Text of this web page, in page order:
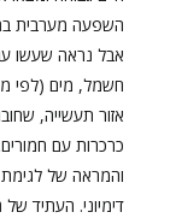
השפעה מערבית
אבל נראה שעשו
חשמל, מים (לפי
אזור תעשייה,
כרכרות עם
והמראה של לגימת
דימיוני. העתיד